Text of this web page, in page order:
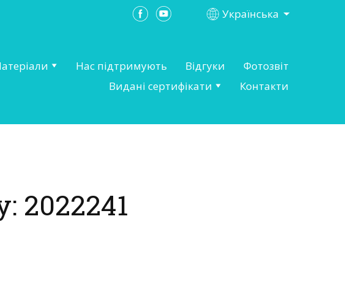
Українська
Нас підтримують Відгуки
Фотозвіт
Видані сертифікати
Контакти
2022241